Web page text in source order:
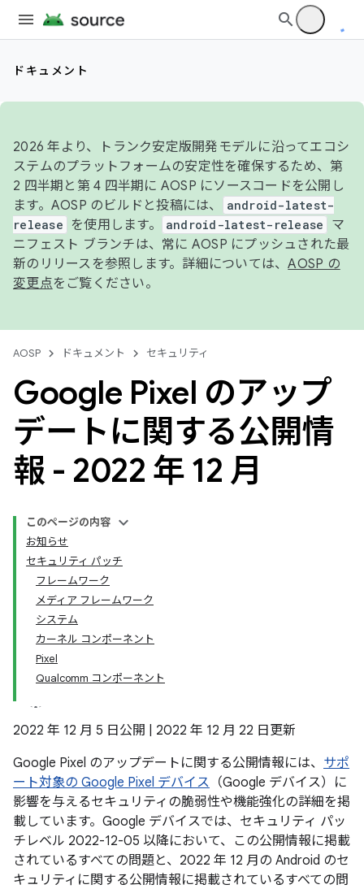
ドキュメント
2026 年より、トランク安定版開発モデルに沿ってエコシ
ステムのプラットフォームの安定性を確保するため、第
2 四半期と第 4 四半期に AOSP にソースコードを公開し
ます。AOSP のビルドと投稿には、
android-latest-
release
を使用します。 android-latest-release
マ
ニフェスト ブランチは、常に AOSP にプッシュされた最
新のリリースを参照します。詳細については、AOSP の
変更点をご覧ください。
AOSP ドキュメント セキュリティ
Google Pixel のアップ
デートに関する公開情
報 - 2022 年 12 月
このページの内容
お知らせ
セキュリティ パッチ
フレームワーク
メディア フレームワーク
システム
カーネル コンポーネント
Pixel
Qualcomm コンポーネント
2022 年 12 月 5 日公開 | 2022 年 12 月 22 日更新
Google Pixel のアップデートに関する公開情報には、 サポ
ート対象の Google Pixel デバイス （Google デバイス）に
影響を与えるセキュリティの脆弱性や機能強化の詳細を掲
載しています。Google デバイスでは、セキュリティ パッ
チレベル 2022-12-05 以降において、この公開情報に掲載
されているすべての問題と、2022 年 12 月の Android のセ
キュリティに関する公開情報に掲載されているすべての問